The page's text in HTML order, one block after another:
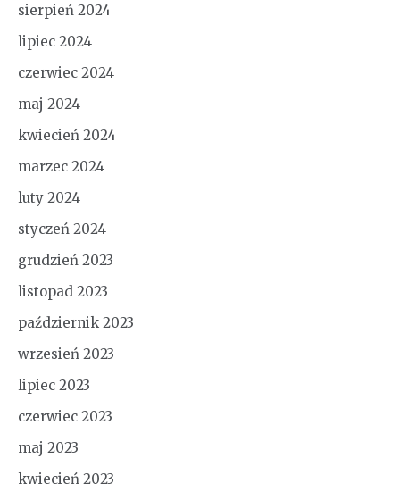
sierpień 2024
lipiec 2024
czerwiec 2024
maj 2024
kwiecień 2024
marzec 2024
luty 2024
styczeń 2024
grudzień 2023
listopad 2023
październik 2023
wrzesień 2023
lipiec 2023
czerwiec 2023
maj 2023
kwiecień 2023